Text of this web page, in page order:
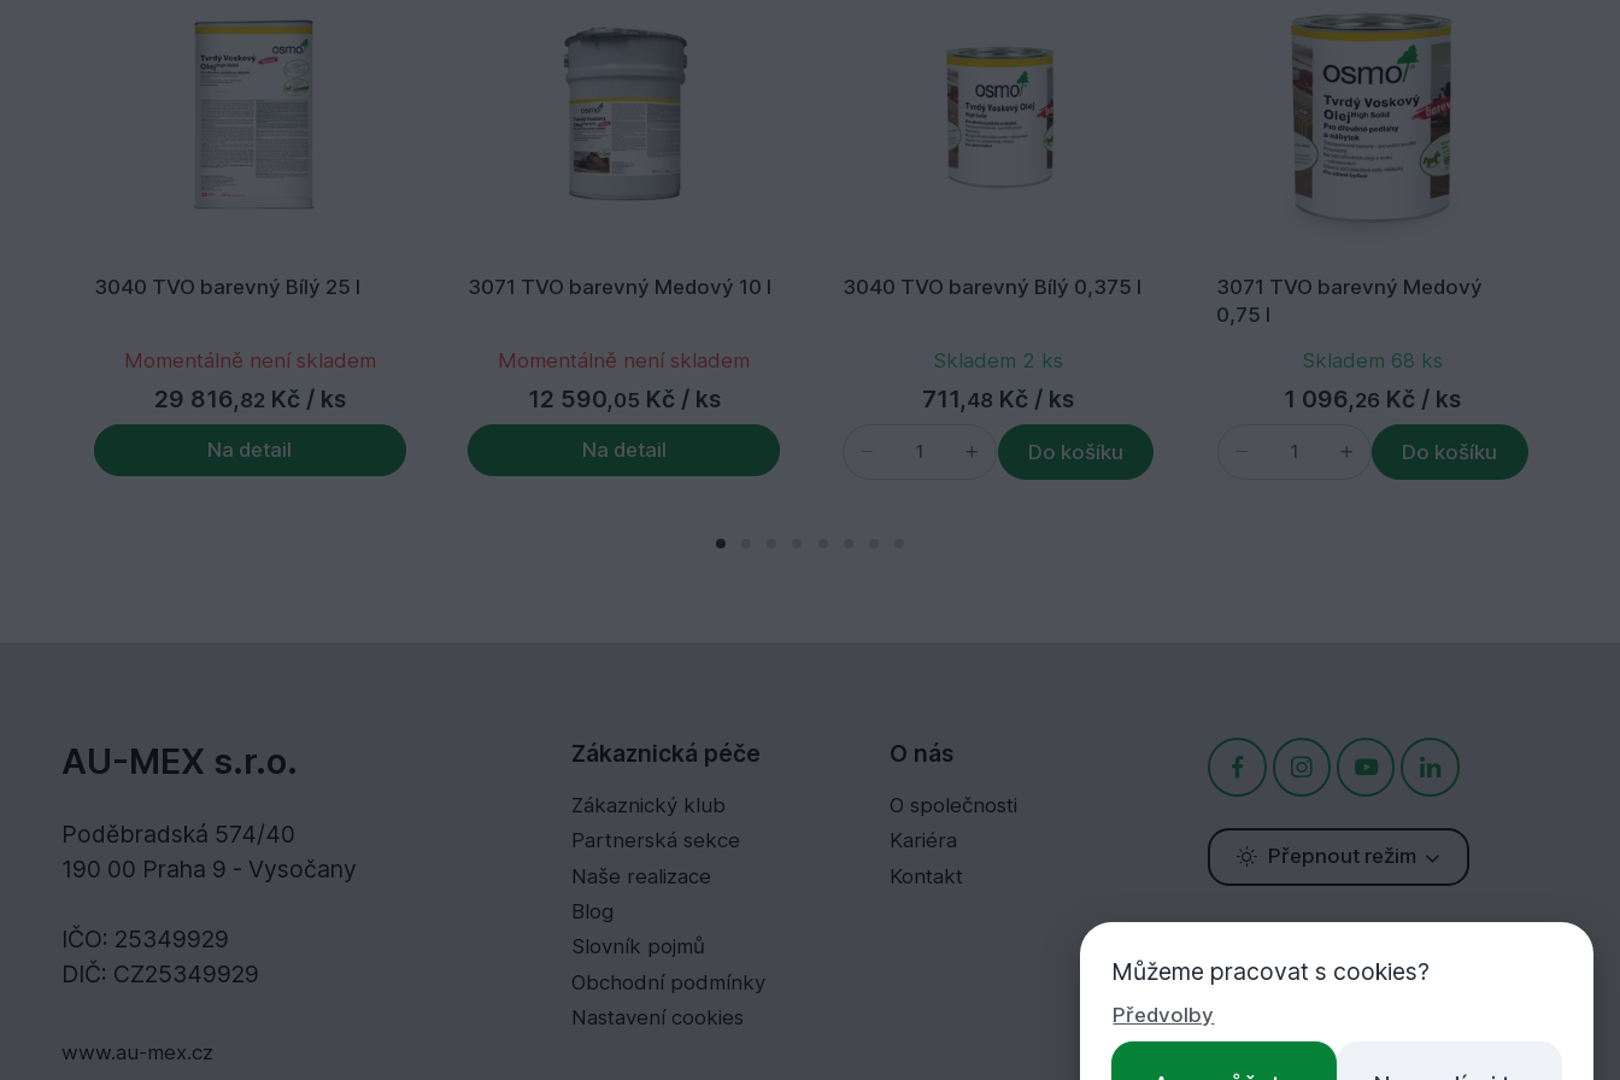
3040 TVO barevný Bílý 25 l
Momentálně není skladem
29 816,82 Kč / ks
Na detail
3071 TVO barevný Medový 10 l
Momentálně není skladem
12 590,05 Kč / ks
Na detail
3040 TVO barevný Bílý 0,375 l
Skladem 2 ks
711,48 Kč / ks
Do košíku
3071 TVO barevný Medový
0,75 l
Skladem 68 ks
1 096,26 Kč / ks
Do košíku
AU-MEX s.r.o.
Poděbradská 574/40
190 00 Praha 9 - Vysočany
IČO: 25349929
DIČ: CZ25349929
www.au-mex.cz
Zákaznická péče
Zákaznický klub
Partnerská sekce
Naše realizace
Blog
Slovník pojmů
Obchodní podmínky
Nastavení cookies
O nás
O společnosti
Kariéra
Kontakt
Přepnout režim
Jsme tu pro Vás!
+420 283 933 452
Můžeme pracovat s cookies?
Předvolby